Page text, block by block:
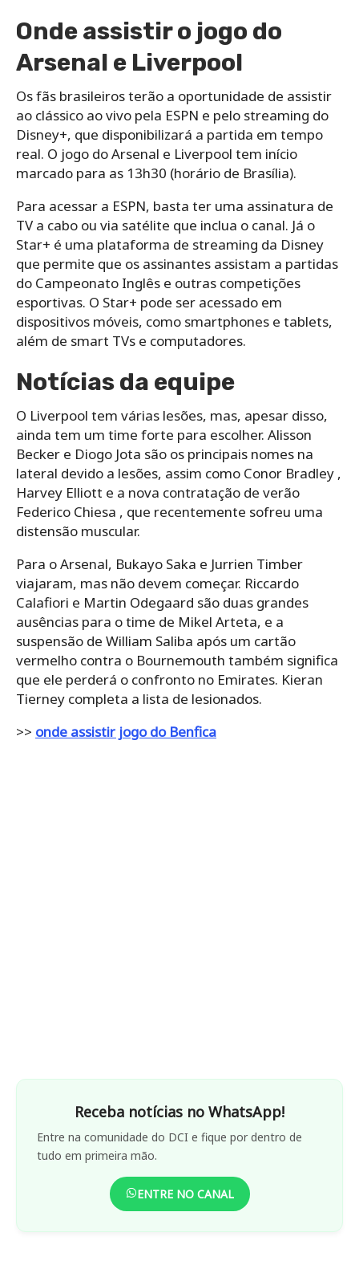
Onde assistir o jogo do
Arsenal e Liverpool
Os fãs brasileiros terão a oportunidade de assistir
ao clássico ao vivo pela ESPN e pelo streaming do
Disney+, que disponibilizará a partida em tempo
real. O jogo do Arsenal e Liverpool tem início
marcado para as 13h30 (horário de Brasília).
Para acessar a ESPN, basta ter uma assinatura de
TV a cabo ou via satélite que inclua o canal. Já o
Star+ é uma plataforma de streaming da Disney
que permite que os assinantes assistam a partidas
do Campeonato Inglês e outras competições
esportivas. O Star+ pode ser acessado em
dispositivos móveis, como smartphones e tablets,
além de smart TVs e computadores.
Notícias da equipe
O Liverpool tem várias lesões, mas, apesar disso,
ainda tem um time forte para escolher. Alisson
Becker e Diogo Jota são os principais nomes na
lateral devido a lesões, assim como Conor Bradley ,
Harvey Elliott e a nova contratação de verão
Federico Chiesa , que recentemente sofreu uma
distensão muscular.
Para o Arsenal, Bukayo Saka e Jurrien Timber
viajaram, mas não devem começar. Riccardo
Calafiori e Martin Odegaard são duas grandes
ausências para o time de Mikel Arteta, e a
suspensão de William Saliba após um cartão
vermelho contra o Bournemouth também significa
que ele perderá o confronto no Emirates. Kieran
Tierney completa a lista de lesionados.
>> onde assistir jogo do Benfica
Receba notícias no WhatsApp!
Entre na comunidade do DCI e fique por dentro de
tudo em primeira mão.
ENTRE NO CANAL